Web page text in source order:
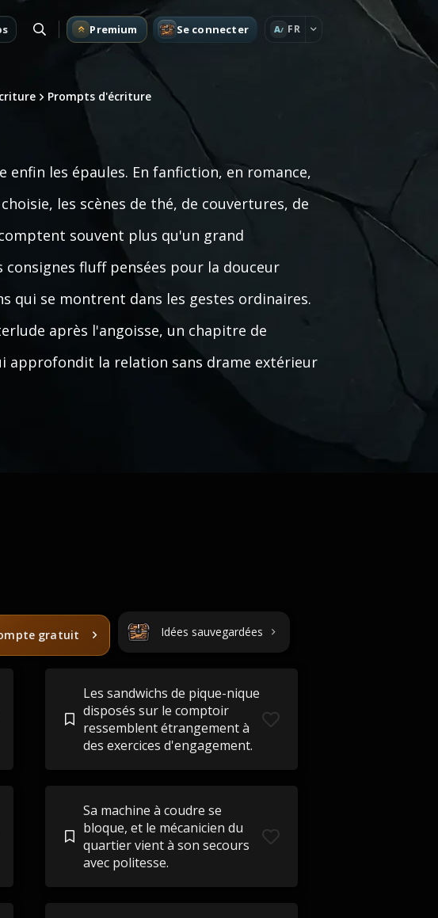
Premium Se connecter A FR
Prompts d'écriture
les épaules. En fanfiction, en romance,
les scènes de thé, de couvertures, de
souvent plus qu'un grand
fluff pensées pour la douceur
qui se montrent dans les gestes ordinaires.
après l'angoisse, un chapitre de
approfondit la relation sans drame extérieur
gratuit Idées sauvegardées
Les sandwichs de pique-nique
disposés sur le comptoir
ressemblent étrangement à
des exercices d'engagement.
Sa machine à coudre se
bloque, et le mécanicien du
quartier vient à son secours
avec politesse.